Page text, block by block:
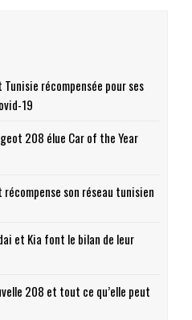
récompensée pour ses
19
208 élue Car of the Year
son réseau tunisien
et Kia font le bilan de leur
208 et tout ce qu’elle peut